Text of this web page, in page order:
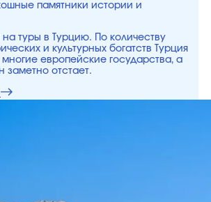
памятники истории и
туры в Турцию. По количеству
и культурных богатств Турция
многие европейские государства, а
заметно отстает.